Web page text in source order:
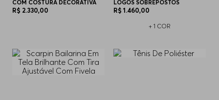
COM COSTURA DECORATIVA
R$ 2.330,00
LOGOS SOBREPOSTOS
R$ 1.460,00
+ 1 COR